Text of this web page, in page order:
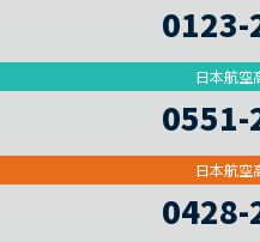
0123-
日本航空
0551-
日本航空
0428-